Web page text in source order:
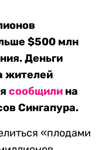
$500 млн
Деньги
жителей
сообщили на
Сингапура.
«плодами